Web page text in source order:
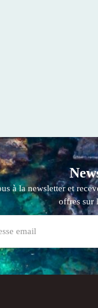
à la newsletter et
offres sur